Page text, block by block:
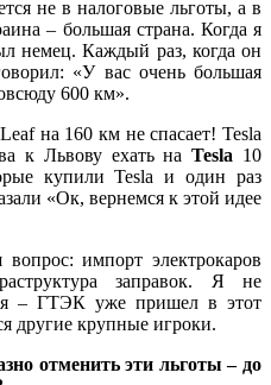
не в налоговые льготы, а в
– большая страна. Когда я
немец. Каждый раз, когда он
«У вас очень большая
600 км».
на 160 км не спасает! Tesla
к Львову ехать наTesla 10
купили Tesla и один раз
«Ок, вернемся к этой идее
импорт электрокаров
заправок. Я не
– ГТЭК уже пришел в этот
другие крупные игроки.
отменить эти льготы – до